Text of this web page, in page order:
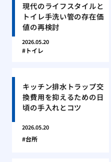
現代のライフスタイルと
トイレ手洗い管の存在価
値の再検討
2026.05.20
トイレ
キッチン排水トラップ交
換費用を抑えるための日
頃の手入れとコツ
2026.05.20
台所